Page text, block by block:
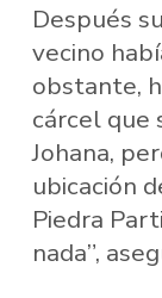
Después
vecino
obstante,
cárcel que
Johana,
ubicación
Piedra
nada”,